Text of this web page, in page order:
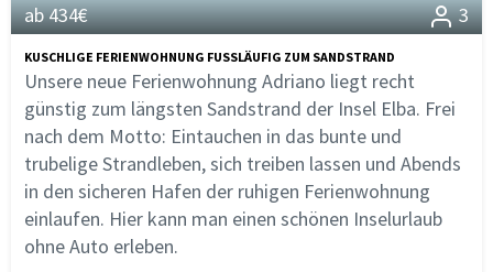
ab 434€ 3
KUSCHLIGE FERIENWOHNUNG FUSSLÄUFIG ZUM SANDSTRAND
Unsere neue Ferienwohnung Adriano liegt recht
günstig zum längsten Sandstrand der Insel Elba. Frei
nach dem Motto: Eintauchen in das bunte und
trubelige Strandleben, sich treiben lassen und Abends
in den sicheren Hafen der ruhigen Ferienwohnung
einlaufen. Hier kann man einen schönen Inselurlaub
ohne Auto erleben.